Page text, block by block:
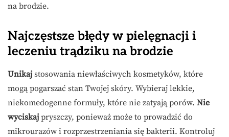
na brodzie.
Najczęstsze błędy w pielęgnacji i
leczeniu trądziku na brodzie
Unikaj stosowania niewłaściwych kosmetyków, które
mogą pogarszać stan Twojej skóry. Wybieraj lekkie,
niekomedogenne formuły, które nie zatyają porów. Nie
wyciskaj pryszczy, ponieważ może to prowadzić do
mikrourazów i rozprzestrzeniania się bakterii. Kontroluj